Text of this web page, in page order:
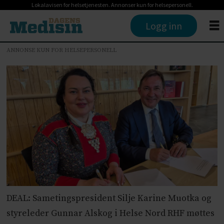
Lokalavisen for helsetjenesten. Annonser kun for helsepersonell.
Logg inn
ANNONSE KUN FOR HELSEPERSONELL
DEAL: Sametingspresident Silje Karine Muotka og
styreleder Gunnar Alskog i Helse Nord RHF møttes